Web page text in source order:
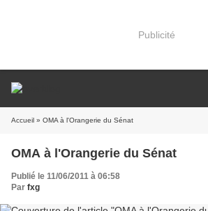
Publicité
Accueil » OMA à l'Orangerie du Sénat
OMA à l'Orangerie du Sénat
Publié le 11/06/2011 à 06:58
Par fxg